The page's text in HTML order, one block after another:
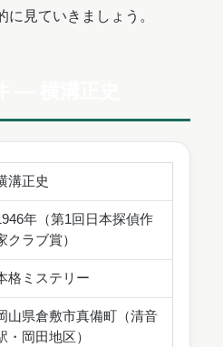
見ていきましょう。
溝正史
年（第1回日本探偵作
クラブ賞）
格ミステリー
山県倉敷市真備町（清音
・岡田地区）